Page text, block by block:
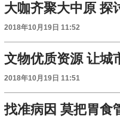
2018年10月19日 11:52
文物优质资源 让城
2018年10月19日 11:51
找准病因 莫把胃食